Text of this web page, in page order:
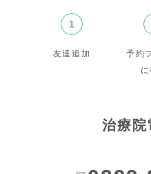
1
友達追加
予約
治療院